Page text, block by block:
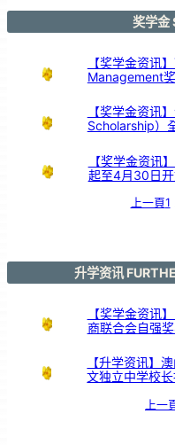
1
1
年
奖学金
【奖学金资讯
Management
【奖学金资讯
Scholarship）
【奖学金资讯
起至4月30日
上一頁1
升学资讯
【奖学金资讯
商联合会自强
【升学资讯】
文独立中学校
上一